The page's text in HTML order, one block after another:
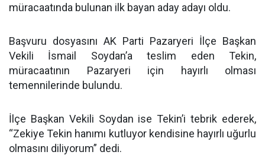
müracaatında bulunan ilk bayan aday adayı oldu.
Başvuru dosyasını AK Parti Pazaryeri İlçe Başkan
Vekili İsmail Soydan’a teslim eden Tekin,
müracaatının Pazaryeri için hayırlı olması
temennilerinde bulundu.
İlçe Başkan Vekili Soydan ise Tekin’i tebrik ederek,
“Zekiye Tekin hanımı kutluyor kendisine hayırlı uğurlu
olmasını diliyorum” dedi.